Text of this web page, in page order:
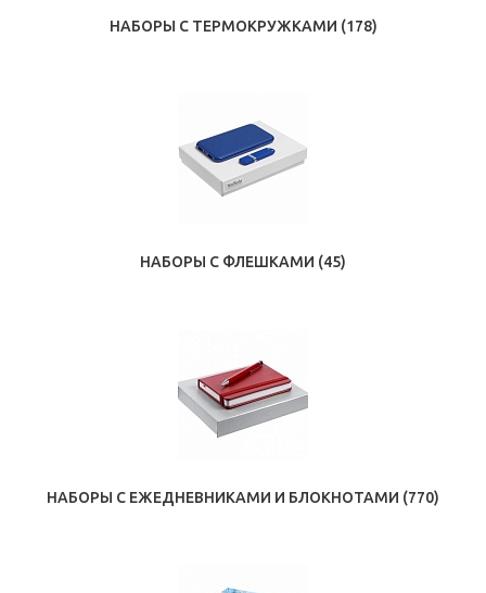
НАБОРЫ С ТЕРМОКРУЖКАМИ (178)
НАБОРЫ С ФЛЕШКАМИ (45)
НАБОРЫ С ЕЖЕДНЕВНИКАМИ И БЛОКНОТАМИ (770)